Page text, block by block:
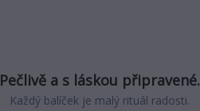
Pečlivě a s láskou připravené.
Každý balíček je malý rituál radosti.